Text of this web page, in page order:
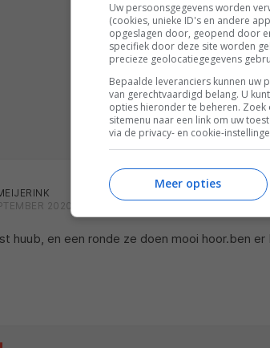
2020 OM 03:48
huub, en een ronde ze doen mooi hoor.ben er
Uw persoonsgegevens worden
(cookies, unieke ID's en andere
opgeslagen door, geopend door
specifiek door deze site worden
precieze geolocatiegegevens
Bepaalde leveranciers kunnen uw
van gerechtvaardigd belang. U
opties hieronder te beheren.
sitemenu naar een link om uw
via de privacy- en cookie-
Meer opties